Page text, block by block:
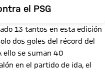
el PSG
13 tantos en esta edición
dos goles del récord del
ello se suman 40
en el partido de ida, el